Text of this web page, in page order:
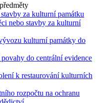
za kulturní památku
nebo stavby za kulturní
kulturní památky do
do centrální evidence
k restaurování kulturních
rozpočtu na ochranu